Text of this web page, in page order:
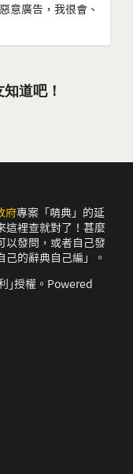
意廣告，我很會、
道吧！
府專案「萌典」的延
這裡查就對了！甚麼
以發問，或者自己發
的辭典自己編」。
｣授權。Powered